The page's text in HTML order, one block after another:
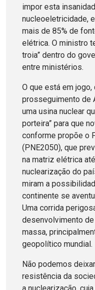
impor esta
nucleoeletricidade,
mais de 85% de
elétrica. O ministro
troia” dentro do
entre ministérios.
O que está em
prosseguimento de
uma usina nuclear
porteira” para que
conforme propõe o
(PNE2050), que
na matriz elétrica
nuclearização do
miram a
continente se
Uma corrida
desenvolvimento
massa,
geopolítico mundial.
Não podemos
resistência da